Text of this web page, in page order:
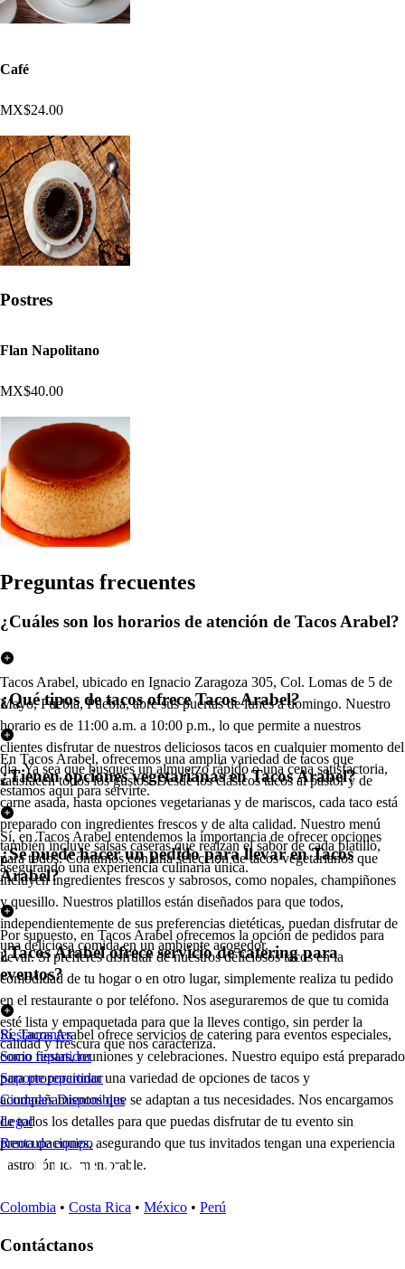
Café
MX$24.00
Postres
Flan Napolitano
MX$40.00
Preguntas frecuentes
¿Cuáles son los horarios de atención de Tacos Arabel?
Tacos Arabel, ubicado en Ignacio Zaragoza 305, Col. Lomas de 5 de
Mayo, Puebla, Puebla, abre sus puertas de lunes a domingo. Nuestro
horario es de 11:00 a.m. a 10:00 p.m., lo que permite a nuestros
clientes disfrutar de nuestros deliciosos tacos en cualquier momento del
día. Ya sea que busques un almuerzo rápido o una cena satisfactoria,
estamos aquí para servirte.
¿Qué tipos de tacos ofrece Tacos Arabel?
En Tacos Arabel, ofrecemos una amplia variedad de tacos que
satisfacen todos los gustos. Desde los clásicos tacos al pastor y de
carne asada, hasta opciones vegetarianas y de mariscos, cada taco está
preparado con ingredientes frescos y de alta calidad. Nuestro menú
también incluye salsas caseras que realzan el sabor de cada platillo,
asegurando una experiencia culinaria única.
¿Tienen opciones vegetarianas en Tacos Arabel?
Sí, en Tacos Arabel entendemos la importancia de ofrecer opciones
para todos. Contamos con una selección de tacos vegetarianos que
incluyen ingredientes frescos y sabrosos, como nopales, champiñones
y quesillo. Nuestros platillos están diseñados para que todos,
independientemente de sus preferencias dietéticas, puedan disfrutar de
una deliciosa comida en un ambiente acogedor.
¿Se puede hacer un pedido para llevar en Tacos
Arabel?
Por supuesto, en Tacos Arabel ofrecemos la opción de pedidos para
llevar. Si prefieres disfrutar de nuestros deliciosos tacos en la
comodidad de tu hogar o en otro lugar, simplemente realiza tu pedido
en el restaurante o por teléfono. Nos aseguraremos de que tu comida
esté lista y empaquetada para que la lleves contigo, sin perder la
calidad y frescura que nos caracteriza.
¿Tacos Arabel ofrece servicio de catering para
eventos?
Sí, Tacos Arabel ofrece servicios de catering para eventos especiales,
como fiestas, reuniones y celebraciones. Nuestro equipo está preparado
para proporcionar una variedad de opciones de tacos y
acompañamientos que se adaptan a tus necesidades. Nos encargamos
de todos los detalles para que puedas disfrutar de tu evento sin
preocupaciones, asegurando que tus invitados tengan una experiencia
gastronómica memorable.
Restaurantes
Socio repartidor
Soporte repartidor
Ciudades Disponibles
Legal
Renta de equipo
Colombia • Costa Rica • México • Perú
Contáctanos